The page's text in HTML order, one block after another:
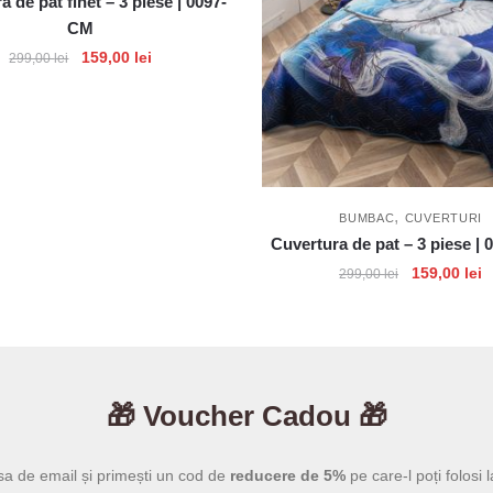
CM
299,00lei
Prețul
159,00 lei
BUMBAC, CUVERTURI
Cuvertura de pat – 3 piese |
299,00lei
Prețul
159,00 lei
🎁 Voucher Cadou 🎁
de email și primești un cod de reducere de 5%pe care-l poți folosi